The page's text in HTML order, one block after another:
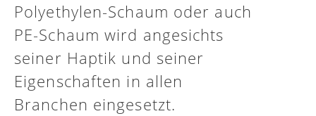
Polyethylen-Schaum oder auch
PE-Schaum wird angesichts
seiner Haptik und seiner
Eigenschaften in allen
Branchen eingesetzt.